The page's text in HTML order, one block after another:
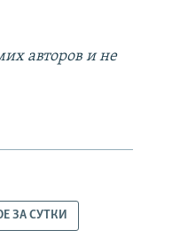
авторов и не
ЗА СУТКИ